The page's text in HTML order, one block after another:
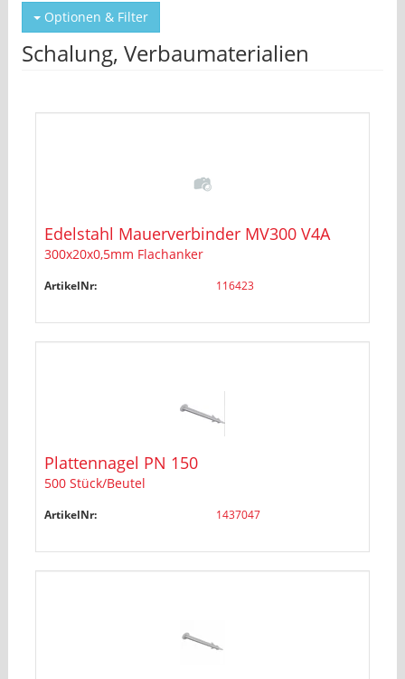
Optionen & Filter
Schalung, Verbaumaterialien
Edelstahl Mauerverbinder MV300 V4A
300x20x0,5mm Flachanker
ArtikelNr: 116423
Plattennagel PN 150
500 Stück/Beutel
ArtikelNr: 1437047